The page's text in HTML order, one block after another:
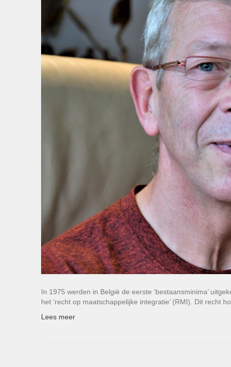
In 1975 werden in België de eerste ‘bestaansminima’
het ‘recht op maatschappelijke integratie’ (RMI). Dit recht
Lees meer